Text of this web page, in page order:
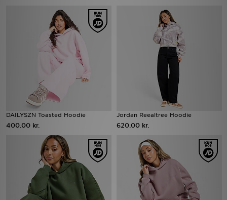
DAILYSZN Toasted Hoodie
400.00 kr.
Jordan Reealtree Hoodie
620.00 kr.